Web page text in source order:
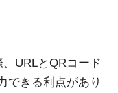
URLとQRコード
できる利点があり